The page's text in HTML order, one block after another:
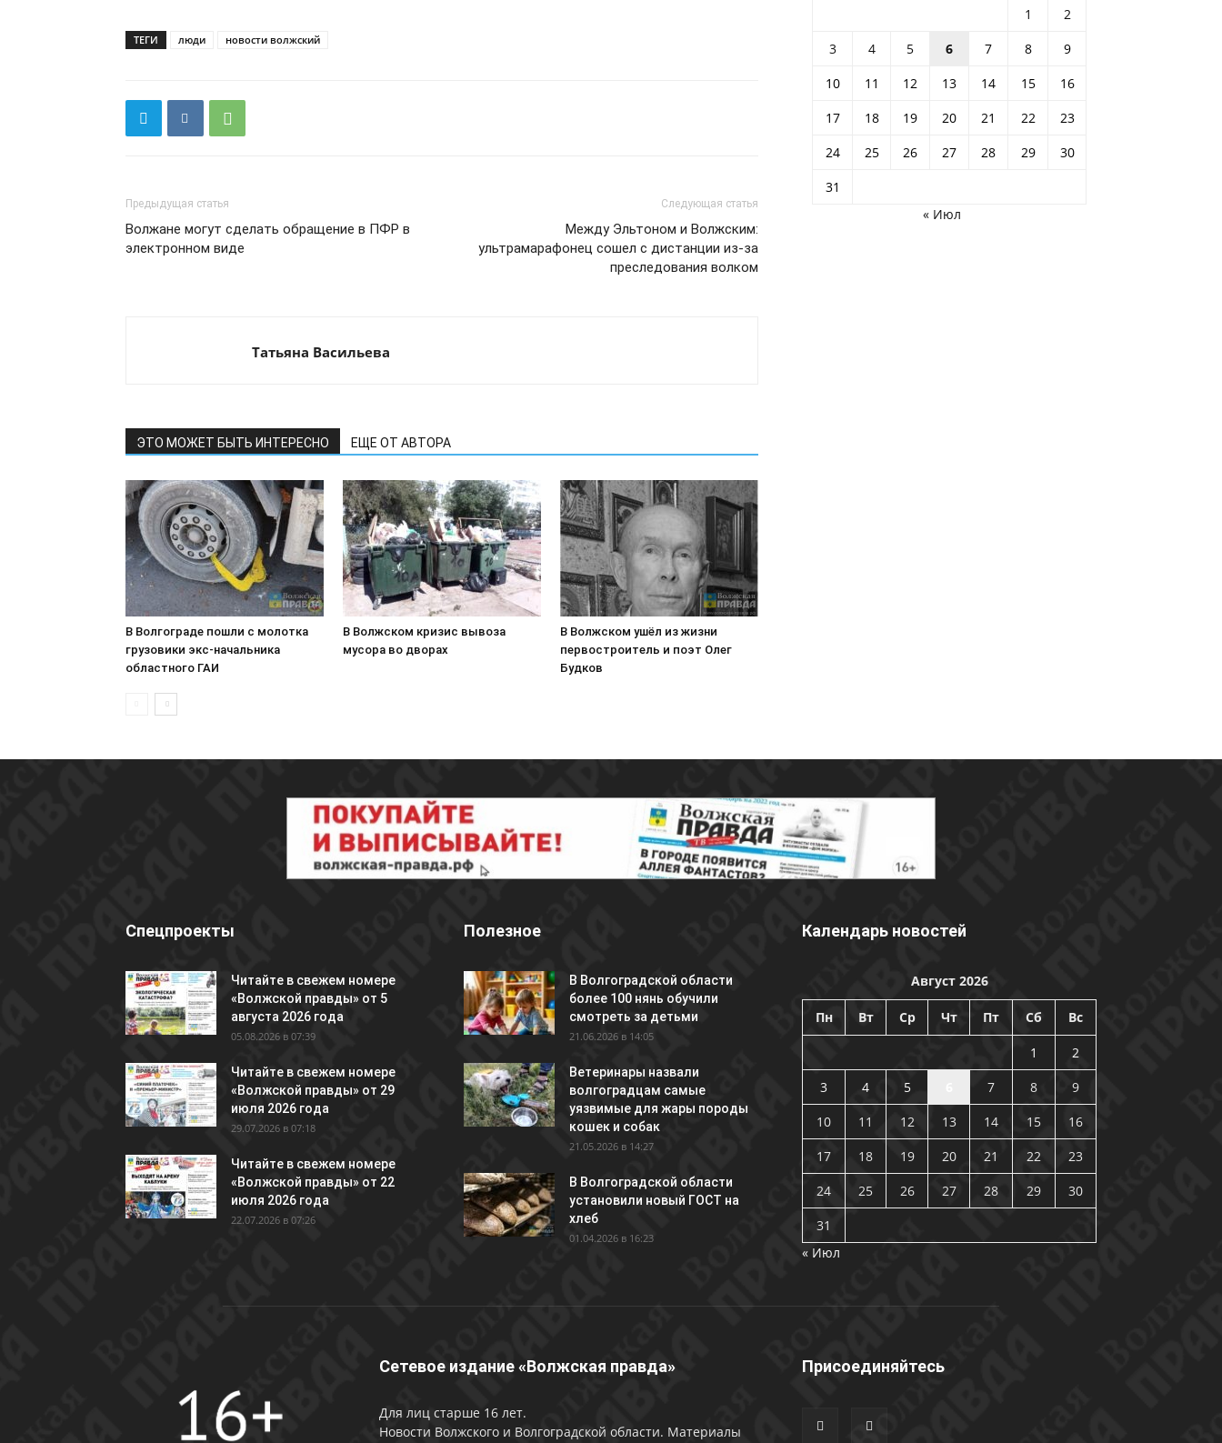
ТЕГИ люди новости волжский
Предыдущая статья
Волжане могут сделать обращение в ПФР в
электронном виде
Следующая статья
Между Эльтоном и Волжским:
ультрамарафонец сошел с дистанции из-за
преследования волком
Татьяна Васильева
ЭТО МОЖЕТ БЫТЬ ИНТЕРЕСНО ЕЩЕ ОТ АВТОРА
В Волгограде пошли с молотка
грузовики экс-начальника
областного ГАИ
В Волжском кризис вывоза
мусора во дворах
В Волжском ушёл из жизни
первостроитель и поэт Олег
Будков
1
2
3
4 5 6 7 8
9
10
11 12 13 14 15
16
17
18 19 20 21 22
23
24
25 26 27 28 29
30
31
« Июл
Спецпроекты
Читайте в свежем номере
«Волжской правды» от 5
августа 2026 года
05.08.2026 в 07:39
Читайте в свежем номере
«Волжской правды» от 29
июля 2026 года
29.07.2026 в 07:18
Читайте в свежем номере
«Волжской правды» от 22
июля 2026 года
22.07.2026 в 07:26
Полезное
В Волгоградской области
более 100 нянь обучили
смотреть за детьми
21.06.2026 в 14:05
Ветеринары назвали
волгоградцам самые
уязвимые для жары породы
кошек и собак
21.05.2026 в 14:27
В Волгоградской области
установили новый ГОСТ на
хлеб
01.04.2026 в 16:23
Календарь новостей
Август 2026
Пн Вт Ср Чт Пт Сб Вс
1
2
3
4 5 7 8
9
10
11 12 13 14 15
16
17
18 19 20 21 22
23
24
25 26 27 28 29
30
31
« Июл
Сетевое издание «Волжская правда»
Для лиц старше 16 лет.
Новости Волжского и Волгоградской области. Материалы
Присоединяйтесь